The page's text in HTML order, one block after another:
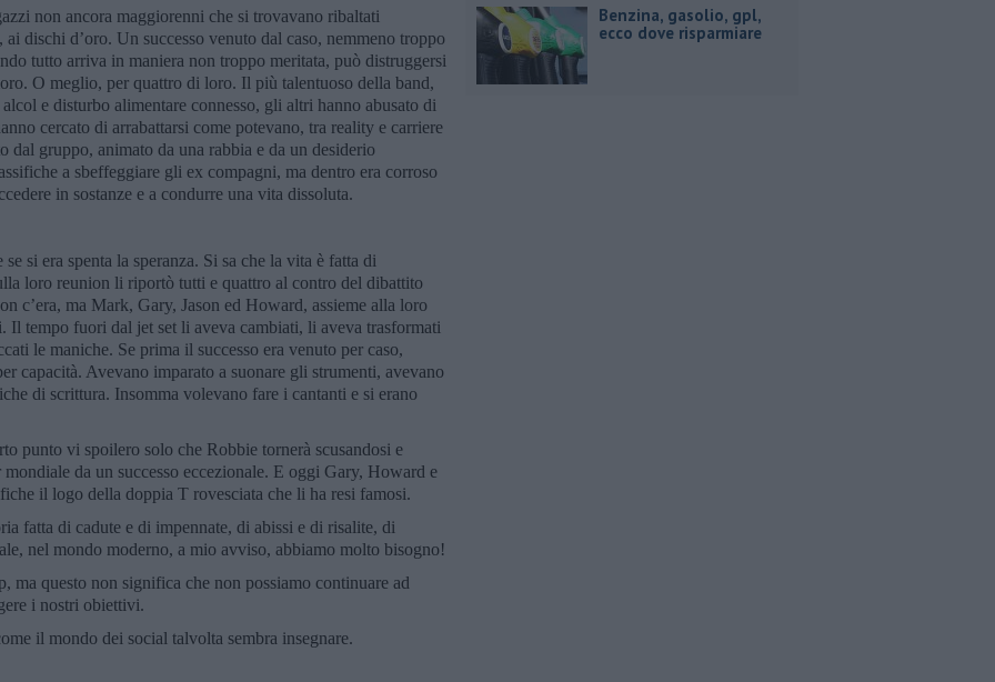
non ancora maggiorenni che si trovavano ribaltati
dischi d’oro. Un successo venuto dal caso, nemmeno troppo
tutto arriva in maniera non troppo meritata, può distruggersi
O meglio, per quattro di loro. Il più talentuoso della band,
e disturbo alimentare connesso, gli altri hanno abusato di
cercato di arrabattarsi come potevano, tra reality e carriere
dal gruppo, animato da una rabbia e da un desiderio
a sbeffeggiare gli ex compagni, ma dentro era corroso
in sostanze e a condurre una vita dissoluta.
si era spenta la speranza. Si sa che la vita è fatta di
loro reunion li riportò tutti e quattro al contro del dibattito
c’era, ma Mark, Gary, Jason ed Howard, assieme alla loro
tempo fuori dal jet set li aveva cambiati, li aveva trasformati
le maniche. Se prima il successo era venuto per caso,
capacità. Avevano imparato a suonare gli strumenti, avevano
di scrittura. Insomma volevano fare i cantanti e si erano
punto vi spoilero solo che Robbie tornerà scusandosi e
da un successo eccezionale. E oggi Gary, Howard e
il logo della doppia T rovesciata che li ha resi famosi.
fatta di cadute e di impennate, di abissi e di risalite, di
nel mondo moderno, a mio avviso, abbiamo molto bisogno!
ma questo non significa che non possiamo continuare ad
i nostri obiettivi.
il mondo dei social talvolta sembra insegnare.
​Benzina, gasolio, gpl,
ecco dove risparmiare